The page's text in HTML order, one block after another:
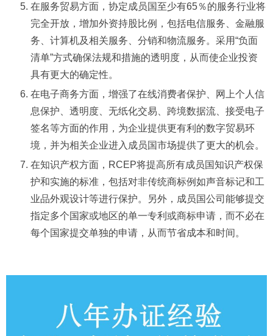
在服务贸易方面，协定成员国至少有65％的服务行业将
完全开放，增加外资持股比例，包括电信服务、金融服
务、计算机及相关服务、分销和物流服务。采用“负面
清单”方式确保法规和措施的透明度，从而使企业投资
具有更大的确定性。
在电子商务方面，增强了在线消费者保护、网上个人信
息保护、透明度、无纸化交易、跨境数据流、接受电子
签名等方面的作用，为企业提供更有利的数字贸易环
境，并为相关企业进入成员国市场提供了更大的机会。
在知识产权方面，RCEP将提高所有成员国知识产权保
护和实施的标准，包括对非传统商标例如声音标记和工
业品外观设计等进行保护。另外，成员国公司能够提交
指定多个国家或地区的单一专利或商标申请，而不必在
每个国家提交单独的申请，从而节省成本和时间。